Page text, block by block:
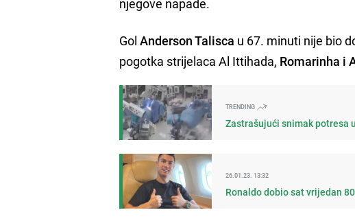
GolAnderson Talisca u 67. minuti nije bio
pogotka strijelaca Al Ittihada, Romarinha i
TRENDING
Zastrašujući snimak potresa
26.01.23. 13:32
Ronaldo dobio sat vrijedan